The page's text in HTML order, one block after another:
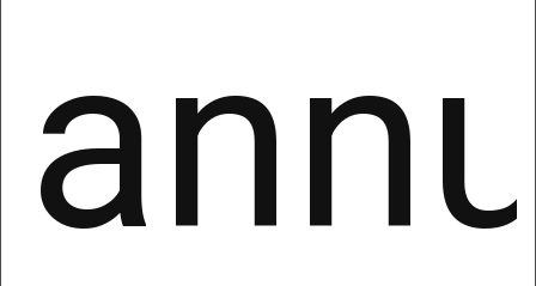
Il tuo Nuovo Sito
Web